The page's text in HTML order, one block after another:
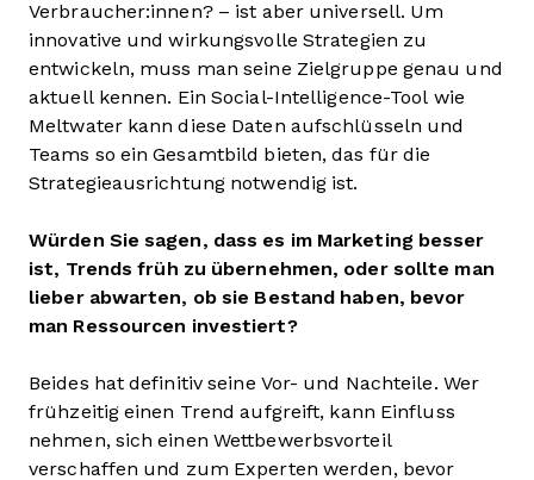
Verbraucher:innen? – ist aber universell. Um
innovative und wirkungsvolle Strategien zu
entwickeln, muss man seine Zielgruppe genau und
aktuell kennen. Ein Social-Intelligence-Tool wie
Meltwater kann diese Daten aufschlüsseln und
Teams so ein Gesamtbild bieten, das für die
Strategieausrichtung notwendig ist.
Würden Sie sagen, dass es im Marketing besser
ist, Trends früh zu übernehmen, oder sollte man
lieber abwarten, ob sie Bestand haben, bevor
man Ressourcen investiert?
Beides hat definitiv seine Vor- und Nachteile. Wer
frühzeitig einen Trend aufgreift, kann Einfluss
nehmen, sich einen Wettbewerbsvorteil
verschaffen und zum Experten werden, bevor